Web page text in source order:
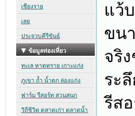
แว้
ขน
จริ
ระ
รีส